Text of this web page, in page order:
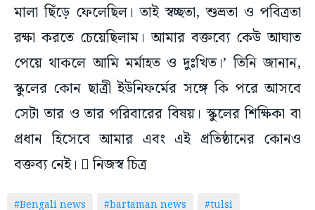
মালা ছিঁড়ে ফেলেছিল। তাই স্বচ্ছতা, শুভ্রতা ও পবিত্রতা
রক্ষা করতে চেয়েছিলাম। আমার বক্তব্যে কেউ আঘাত
পেয়ে থাকলে আমি মর্মাহত ও দুঃখিত।’ তিনি জানান,
স্কুলের কোন ছাত্রী ইউনিফর্মের সঙ্গে কি পরে আসবে
সেটা তার ও তার পরিবারের বিষয়। স্কুলের শিক্ষিকা বা
প্রধান হিসেবে আমার এবং এই প্রতিষ্ঠানের কোনও
বক্তব্য নেই।  নিজস্ব চিত্র
#Bengali news #bartaman news #tulsi